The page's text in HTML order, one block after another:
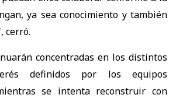
ya sea conocimiento y también
cerró.
concentradas en los distintos
definidos por los equipos
se intenta reconstruir con